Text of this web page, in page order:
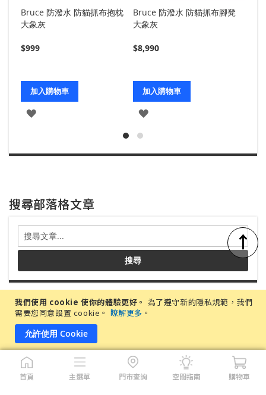
我們使用 cookie 使你的體驗更好。 為了遵守新的隱私規範，我們
需要您同意設置 cookie。 瞭解更多 。
允許使用 Cookie
Bruce 防潑水 防貓抓布抱枕
大象灰
$999
加入購物車
加
追
Bruce 防潑水 防貓抓布腳凳
大象灰
$8,990
加入購物車
加
追
搜尋部落格文章
搜
尋
部
格
文
章
搜尋
最新文章
電動沙發缺點、優點有哪些？5大挑選重點攻
略，讓你買了不後悔
2026-06-29
首頁 主選單 門市查詢 空間指南 購物車
↑